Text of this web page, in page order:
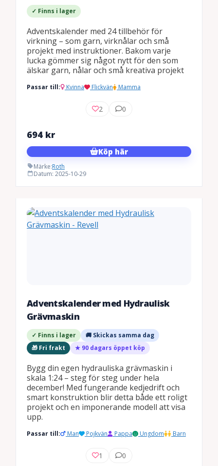
✓ Finns i lager
Adventskalender med 24 tillbehör för
virkning – som garn, virknålar och små
projekt med instruktioner. Bakom varje
lucka gömmer sig något nytt för den som
älskar garn, nålar och små kreativa projekt
Passar till: Kvinna Flickvän Mamma
2 0
694 kr
Köp här
Märke:Roth
Datum: 2025-10-29
Adventskalender med Hydraulisk
Grävmaskin
✓ Finns i lager
🚚 Skickas samma dag
🎁 Fri frakt
★ 90 dagars öppet köp
Bygg din egen hydrauliska grävmaskin i
skala 1:24 – steg för steg under hela
december! Med fungerande kedjedrift och
smart konstruktion blir detta både ett roligt
projekt och en imponerande modell att visa
upp.
Passar till: Man Pojkvän Pappa Ungdom Barn
1 0